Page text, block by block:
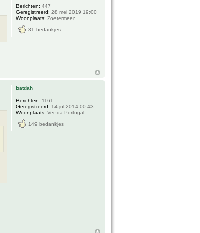
Berichten: 447
Geregistreerd: 28 mei 2019 19:00
Woonplaats: Zoetermeer
31 bedankjes
batdah
Berichten: 1161
Geregistreerd: 14 jul 2014 00:43
Woonplaats: Venda Portugal
149 bedankjes